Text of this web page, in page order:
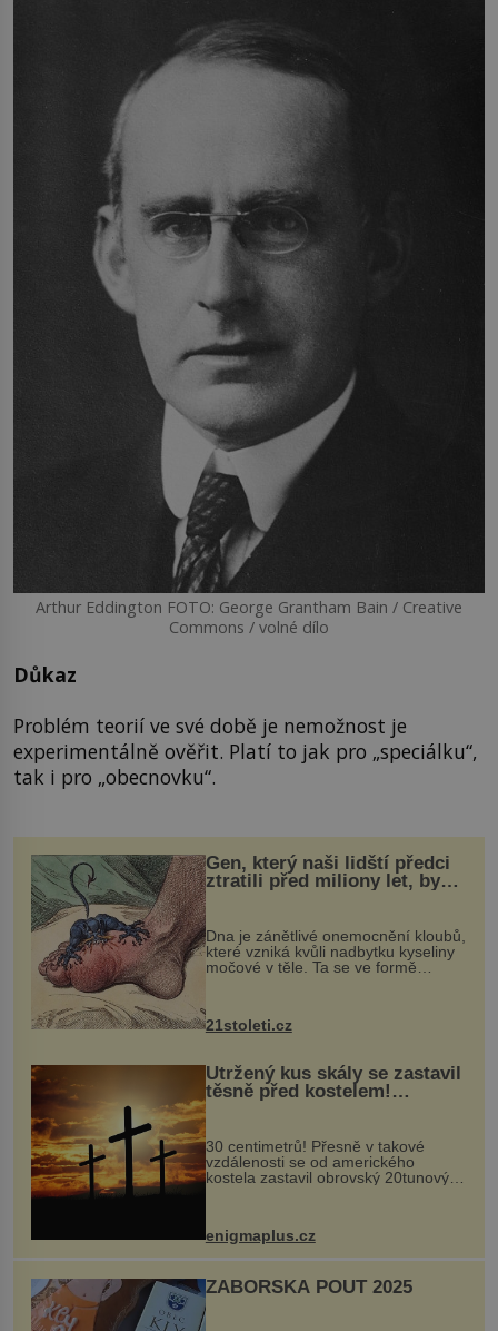
Arthur Eddington FOTO: George Grantham Bain / Creative
Commons / volné dílo
Důkaz
Problém teorií ve své době je nemožnost je
experimentálně ověřit. Platí to jak pro „speciálku“,
tak i pro „obecnovku“.
Gen, který naši lidští předci
ztratili před miliony let, by
mohl pomoci s léčbou
„nemoci králů“
Dna je zánětlivé onemocnění kloubů,
které vzniká kvůli nadbytku kyseliny
močové v těle. Ta se ve formě
nohou, a způsobuje bole...
21stoleti.cz
Utržený kus skály se zastavil
těsně před kostelem!
Ochránila ho boží síla?
30 centimetrů! Přesně v takové
vzdálenosti se od amerického
kostela zastavil obrovský 20tunový
...
enigmaplus.cz
ZÁBOŘSKÁ POUŤ 2025